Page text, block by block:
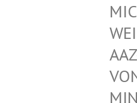
Z-©
N